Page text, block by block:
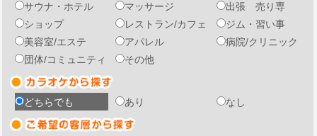
サウナ・ホテル
マッサージ
出張 売り専
ショップ
レストラン/カフェ
ジム・習い事
美容室/エステ
アパレル
病院/クリニック
団体/コミュニティ
その他
どちらでも あり なし